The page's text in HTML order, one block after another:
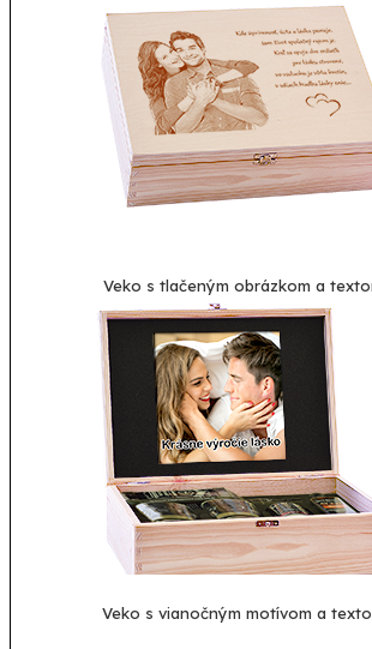
Veko s tlačeným obrázkom a
Veko s vianočným motívom a